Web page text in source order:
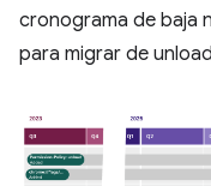
cronograma de baja
para migrar de